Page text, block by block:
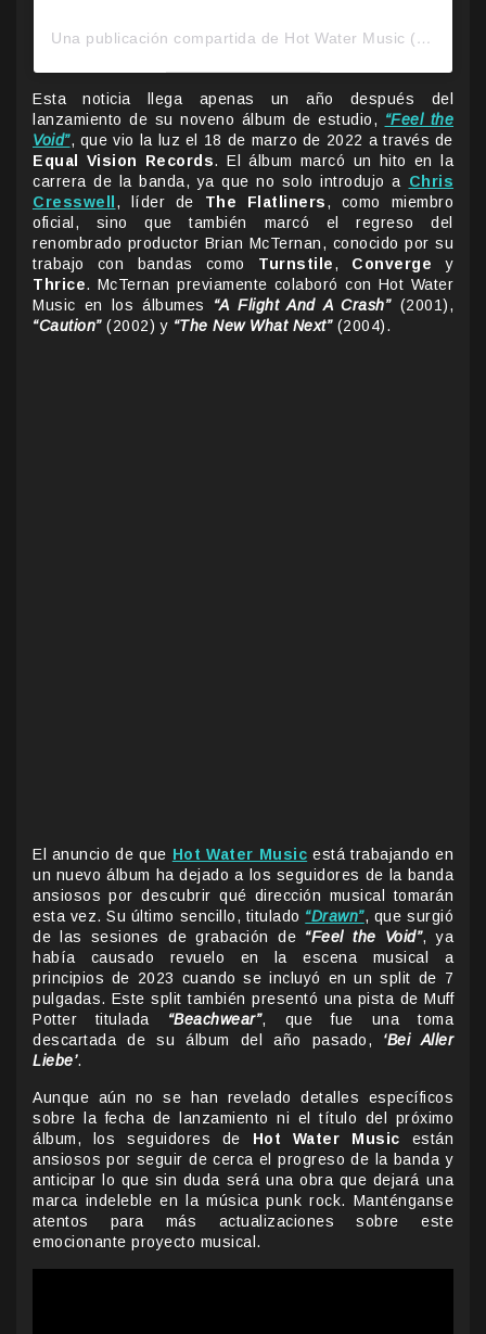
Una publicación compartida de Hot Water Music (@hotwatermusicofficial)
Esta noticia llega apenas un año después del
lanzamiento de su noveno álbum de estudio, “Feel the
Void”, que vio la luz el 18 de marzo de 2022 a través de
Equal Vision Records. El álbum marcó un hito en la
carrera de la banda, ya que no solo introdujo a Chris
Cresswell , líder de The Flatliners, como miembro
oficial, sino que también marcó el regreso del
renombrado productor Brian McTernan, conocido por su
trabajo con bandas como Turnstile, Converge y
Thrice. McTernan previamente colaboró con Hot Water
Music en los álbumes “A Flight And A Crash”(2001),
“Caution” (2002) y “The New What Next”(2004).
El anuncio de que Hot Water Music está trabajando en
un nuevo álbum ha dejado a los seguidores de la banda
ansiosos por descubrir qué dirección musical tomarán
esta vez. Su último sencillo, titulado “Drawn”, que surgió
de las sesiones de grabación de “Feel the Void”, ya
había causado revuelo en la escena musical a
principios de 2023 cuando se incluyó en un split de 7
pulgadas. Este split también presentó una pista de Muff
Potter titulada “Beachwear”, que fue una toma
descartada de su álbum del año pasado, ‘Bei Aller
Liebe’.
Aunque aún no se han revelado detalles específicos
sobre la fecha de lanzamiento ni el título del próximo
álbum, los seguidores de Hot Water Music están
ansiosos por seguir de cerca el progreso de la banda y
anticipar lo que sin duda será una obra que dejará una
marca indeleble en la música punk rock. Manténganse
atentos para más actualizaciones sobre este
emocionante proyecto musical.